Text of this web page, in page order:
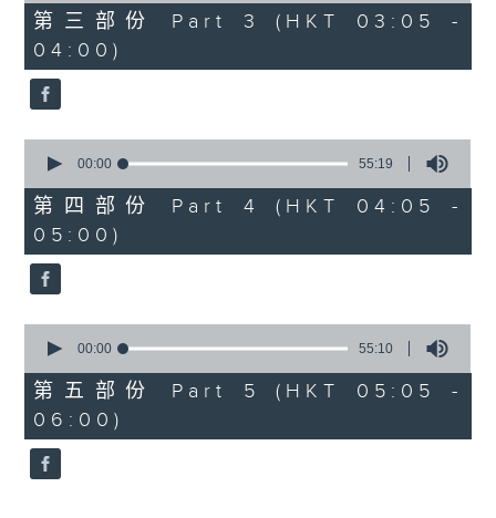
55
minutes,
20
seconds
第三部份 Part 3 (HKT 03:05 -
04:00)
seconds
55
minutes,
19
seconds
00:00 55:19
第四部份 Part 4 (HKT 04:05 -
05:00)
seconds
55
minutes,
10
seconds
00:00 55:10
第五部份 Part 5 (HKT 05:05 -
06:00)